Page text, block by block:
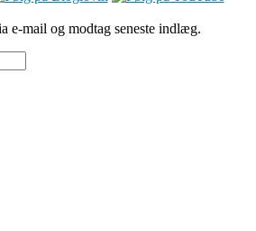
e-mail og modtag seneste indlæg.